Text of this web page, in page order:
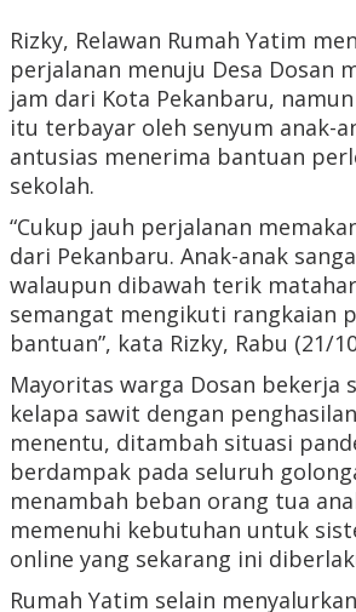
Rizky, Relawan Rumah Yatim
perjalanan menuju Desa Dosan
jam dari Kota Pekanbaru,
itu terbayar oleh senyum anak-
antusias menerima bantuan
sekolah.
“Cukup jauh perjalanan
dari Pekanbaru. Anak-anak
walaupun dibawah terik
semangat mengikuti rangkaian
bantuan”, kata Rizky, Rabu (21/
Mayoritas warga Dosan bekerja
kelapa sawit dengan
menentu, ditambah situasi
berdampak pada seluruh
menambah beban orang tua
memenuhi kebutuhan untuk
online yang sekarang ini
Rumah Yatim selain